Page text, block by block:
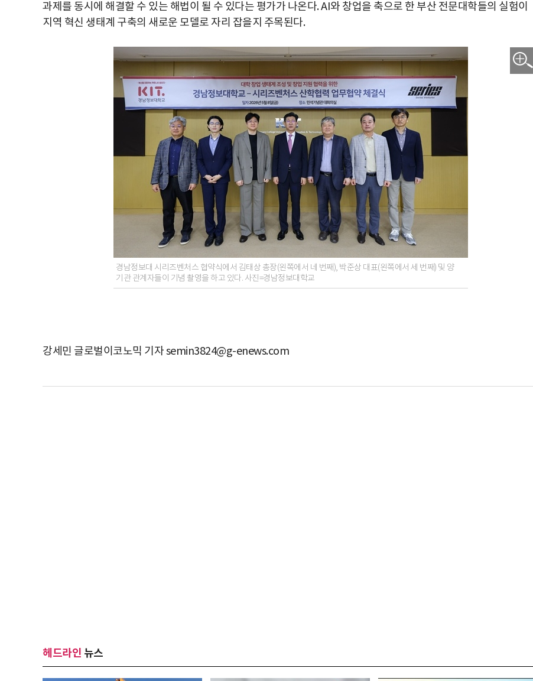
과제를 동시에 해결할 수 있는 해법이 될 수 있다는 평가가 나온다. AI와 창업을 축으로 한 부산 전문대학들의 실험이
지역 혁신 생태계 구축의 새로운 모델로 자리 잡을지 주목된다.
경남정보대 시리즈벤처스 협약식에서 김태상 총장(왼쪽에서 네 번째), 박준상 대표(왼쪽에서 세 번째) 및 양
기관 관계자들이 기념 촬영을 하고 있다. 사진=경남정보대학교
강세민 글로벌이코노믹 기자 semin3824@g-enews.com
헤드라인 뉴스
박지수 아나운서가 타본 ‘전설의 무쏘
초보자도 반할 반전 매력”